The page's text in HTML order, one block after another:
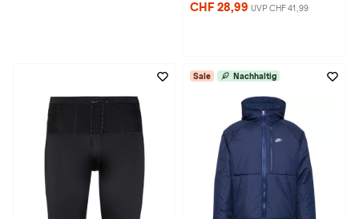
CHF 28,99 UVP CHF 41,99
Sale Nachhaltig